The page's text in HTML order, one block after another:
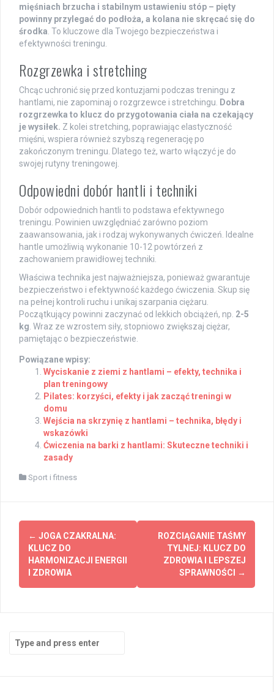
mięśniach brzucha i stabilnym ustawieniu stóp – pięty
powinny przylegać do podłoża, a kolana nie skręcać się do
środka . To kluczowe dla Twojego bezpieczeństwa i
efektywności treningu.
Rozgrzewka i stretching
Chcąc uchronić się przed kontuzjami podczas treningu z
hantlami, nie zapominaj o rozgrzewce i stretchingu.
Dobra
rozgrzewka to klucz do przygotowania ciała na czekający
je wysiłek. Z kolei stretching, poprawiając elastyczność
mięśni, wspiera również szybszą regenerację po
zakończonym treningu. Dlatego też, warto włączyć je do
swojej rutyny treningowej.
Odpowiedni dobór hantli i techniki
Dobór odpowiednich hantli to podstawa efektywnego
treningu. Powinien uwzględniać zarówno poziom
zaawansowania, jak i rodzaj wykonywanych ćwiczeń. Idealne
hantle umożliwią wykonanie 10-12 powtórzeń z
zachowaniem prawidłowej techniki.
Właściwa technika jest najważniejsza, ponieważ gwarantuje
bezpieczeństwo i efektywność każdego ćwiczenia. Skup się
na pełnej kontroli ruchu i unikaj szarpania ciężaru.
Początkujący powinni zaczynać od lekkich obciążeń, np. 2-5
kg . Wraz ze wzrostem siły, stopniowo zwiększaj ciężar,
pamiętając o bezpieczeństwie.
Powiązane wpisy:
Wyciskanie z ziemi z hantlami – efekty, technika i
plan treningowy
Pilates: korzyści, efekty i jak zacząć treningi w
domu
Wejścia na skrzynię z hantlami – technika, błędy i
wskazówki
Ćwiczenia na barki z hantlami: Skuteczne techniki i
zasady
Sport i fitness
Post
navigation
← JOGA CZAKRALNA:
KLUCZ DO
HARMONIZACJI ENERGII
I ZDROWIA
ROZCIĄGANIE TAŚMY
TYLNEJ: KLUCZ DO
ZDROWIA I LEPSZEJ
SPRAWNOŚCI
→
for: